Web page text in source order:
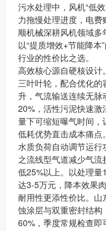
污水处理中，风机“低
力拖慢处理进度，电
顺机械深耕风机领域多
以“提质增效+节能降
行业的性价比之选。
高效核心源自硬核设
三叶叶轮，配合优化
升，气流输送连续无
20%，活性污泥快速
量下可缩短曝气时间，
低耗优势直击成本痛
水质负荷自动调节运行
之流线型气道减少气
低25%以上。以处理量
达3-5万元，降本效果肉
耐用性更添性价比。
蚀涂层与双重密封结
60%，季度常规检查即